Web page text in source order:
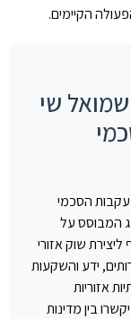
הקיימים.
שי
הסכמי
המבוסס על
שוק אזורי
ידע והשקעות
אזוריות
בין מדינות